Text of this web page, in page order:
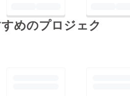
めのプロジェク